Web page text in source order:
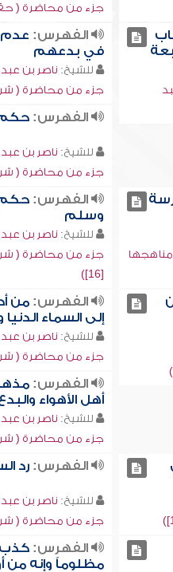
جزء من محاضرة (
الفهرس: عدم
في بدعهم
للشيخ: ناصر بن
جزء من محاضرة ( شرح
الفهرس: حكم
للشيخ: ناصر بن
جزء من محاضرة ( شرح
الفهرس: حكم
وسلم
للشيخ: ناصر بن
جزء من محاضرة ( شرح
[16])
الفهرس: من
إلى السماء
للشيخ: ناصر بن
جزء من محاضرة (
الفهرس:
أهل الأهواء
للشيخ: ناصر بن
جزء من محاضرة (
الفهرس: رد
للشيخ: ناصر بن
جزء من محاضرة (
الفهرس: كذب
مظلوماً وإنه من